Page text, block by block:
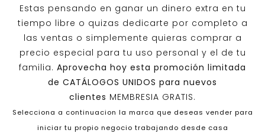
Estas pensando en ganar un dinero extra en tu
tiempo libre o quizas dedicarte por completo a
las ventas o simplemente quieras comprar a
precio especial para tu uso personal y el de tu
familia. Aprovecha hoy esta promoción limitada
de CATÁLOGOS UNIDOS para nuevos
clientes MEMBRESIA GRATIS.
Selecciona a continuacion la marca que deseas vender para
iniciar tu propio negocio trabajando desde casa